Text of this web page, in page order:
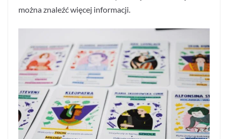
można znaleźć więcej informacji.